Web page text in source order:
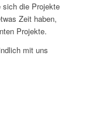
die Projekte
Zeit haben,
Projekte.
mit uns